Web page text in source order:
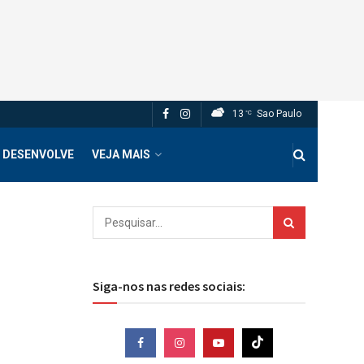
13 °C Sao Paulo
VEJA MAIS
Siga-nos nas redes sociais: